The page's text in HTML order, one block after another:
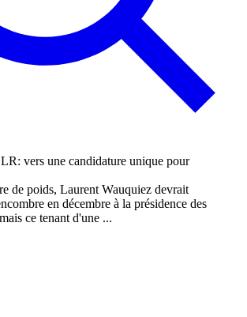
de poids, Laurent Wauquiez devrait
en décembre à la présidence des
ce tenant d'une ...